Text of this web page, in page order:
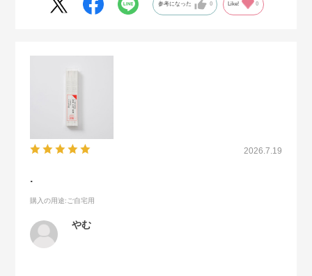
参考になった 0 Like! 0
2026.7.19
.
購入の用途:ご自宅用
やむ